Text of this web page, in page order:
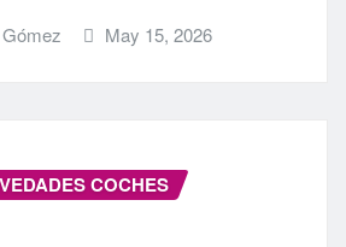
May 15, 2026
COCHES